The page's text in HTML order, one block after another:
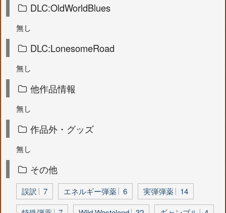
DLC:OldWorldBlues
無し
DLC:LonesomeRoad
無し
他作品情報
無し
作品外・グッズ
無し
その他
誤訳 7 エネルギー弾薬 6 実弾弾薬
14